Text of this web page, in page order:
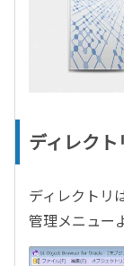
ディレク
ディレクトリ
管理メニュー